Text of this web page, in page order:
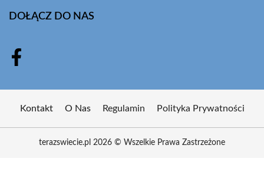
DOŁĄCZ DO NAS
Kontakt O Nas Regulamin Polityka Prywatności
terazswiecie.pl 2026 © Wszelkie Prawa Zastrzeżone